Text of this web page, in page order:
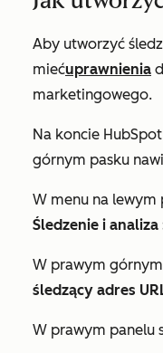
Aby utworzyć
miećuprawnienia
marketingowego.
Na koncie
górnym pasku
W menu na
Śledzenie i analiza
W prawym
śledzący adres
W prawym panelu